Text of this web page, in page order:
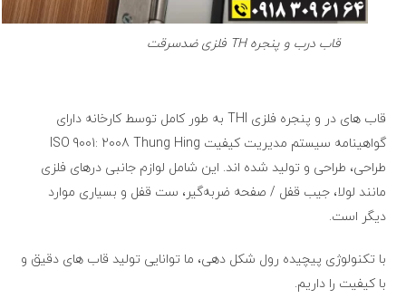
قاب درب و پنجره TH فلزی ضدسرقت
قاب های در و پنجره فلزی THI به طور کامل توسط کارخانه دارای
گواهینامه سیستم مدیریت کیفیت ISO 9001: 2008 Thung Hing
طراحی، طراحی و تولید شده اند. این شامل لوازم جانبی درهای فلزی
مانند لولا، جیب قفل / صفحه ضربه‌گیر، ست قفل و بسیاری موارد
دیگر است.
با تکنولوژی پیچیده رول شکل دهی، ما توانایی تولید قاب های دقیق و
با کیفیت را داریم.